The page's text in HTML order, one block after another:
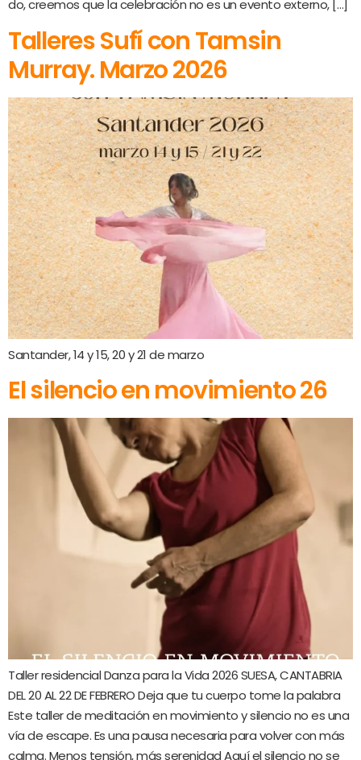
do, creemos que la celebración no es un evento externo, […]
Talleres Sufí con Tamsin
Murray. Marzo 2026
Santander, 14 y 15, 20 y 21 de marzo
El silencio en movimiento 26
Taller residencial Danza para la Vida 2026 SUESA, CANTABRIA
DEL 20 AL 22 DE FEBRERO Deja que tu cuerpo tome la palabra
Este taller de meditación en movimiento y silencio no es una
vía de escape. Es una pausa necesaria para volver con más
calma. Menos tensión, más serenidad Aquí el silencio no se